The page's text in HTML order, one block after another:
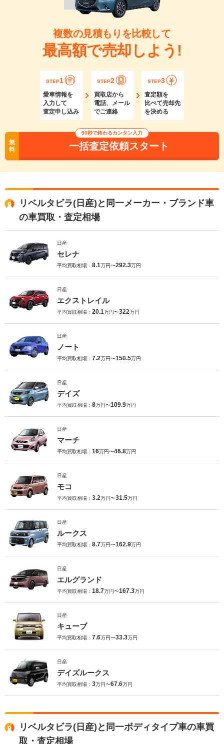
複数の見積もりを比較して
最高額で売却しよう!
STEP1
愛車情報を
入力して
査定申し込み
STEP2
買取店から
電話、メール
でご連絡
STEP3
査定額を
比べて売却先
を決める
無
料
90秒で終わるカンタン入力
一括査定依頼スタート
リベルタビラ(日産)と同一メーカー・ブランド車
の車買取・査定相場
日産
セレナ
平均買取相場： 8.1万円〜292.3万円
日産
エクストレイル
平均買取相場： 20.1万円〜322万円
日産
ノート
平均買取相場： 7.2万円〜150.5万円
日産
デイズ
平均買取相場： 8万円〜109.9万円
日産
マーチ
平均買取相場： 16万円〜46.8万円
日産
モコ
平均買取相場： 3.2万円〜31.5万円
日産
ルークス
平均買取相場： 8.7万円〜162.9万円
日産
エルグランド
平均買取相場： 18.7万円〜167.3万円
日産
キューブ
平均買取相場： 7.6万円〜33.3万円
日産
デイズルークス
平均買取相場： 3万円〜67.6万円
リベルタビラ(日産)と同一ボディタイプ車の車買
取・査定相場